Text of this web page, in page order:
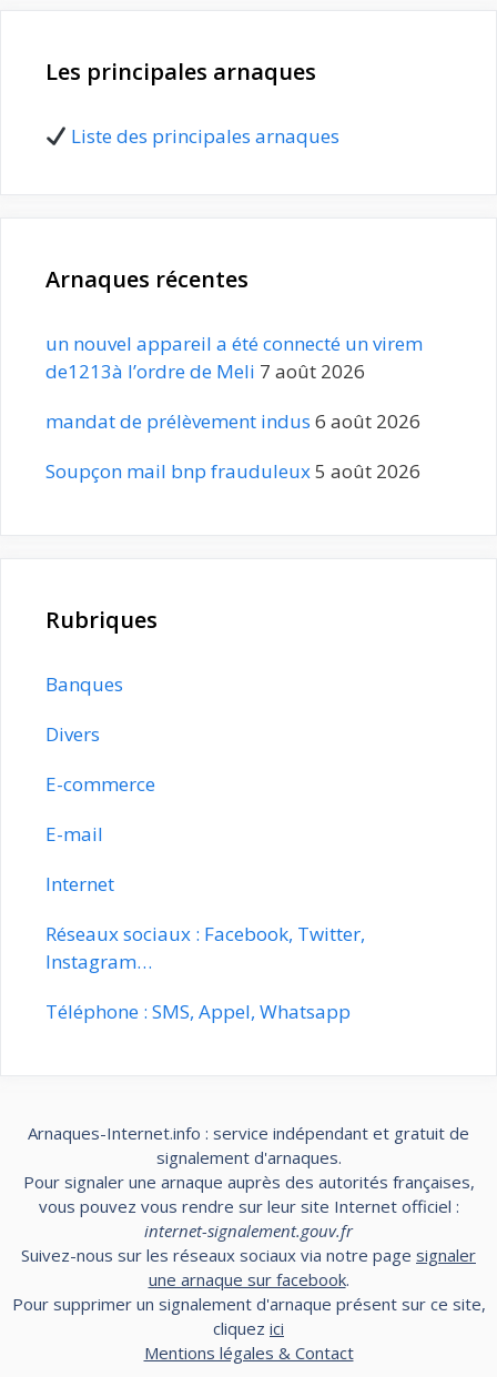
Les principales arnaques
Liste des principales arnaques
Arnaques récentes
un nouvel appareil a été connecté un virem
de1213à l’ordre de Meli 7 août 2026
mandat de prélèvement indus 6 août 2026
Soupçon mail bnp frauduleux5 août 2026
Rubriques
Banques
Divers
E-commerce
E-mail
Internet
Réseaux sociaux : Facebook, Twitter,
Instagram…
Téléphone : SMS, Appel, Whatsapp
Arnaques-Internet.info : service indépendant et gratuit de
signalement d'arnaques.
Pour signaler une arnaque auprès des autorités françaises,
vous pouvez vous rendre sur leur site Internet officiel :
internet-signalement.gouv.fr
Suivez-nous sur les réseaux sociaux via notre page signaler
une arnaque sur facebook.
Pour supprimer un signalement d'arnaque présent sur ce site,
cliquez ici
Mentions légales & Contact